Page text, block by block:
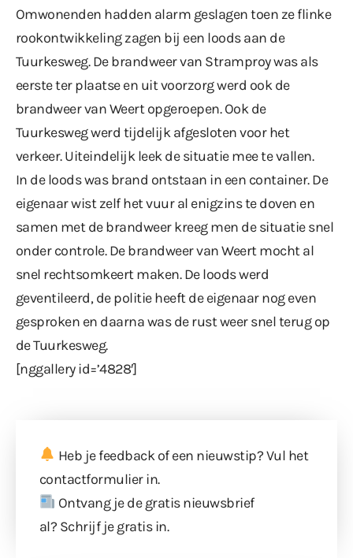
Omwonenden hadden alarm geslagen toen ze flinke
rookontwikkeling zagen bij een loods aan de
Tuurkesweg. De brandweer van Stramproy was als
eerste ter plaatse en uit voorzorg werd ook de
brandweer van Weert opgeroepen. Ook de
Tuurkesweg werd tijdelijk afgesloten voor het
verkeer. Uiteindelijk leek de situatie mee te vallen.
In de loods was brand ontstaan in een container. De
eigenaar wist zelf het vuur al enigzins te doven en
samen met de brandweer kreeg men de situatie snel
onder controle. De brandweer van Weert mocht al
snel rechtsomkeert maken. De loods werd
geventileerd, de politie heeft de eigenaar nog even
gesproken en daarna was de rust weer snel terug op
de Tuurkesweg.
[nggallery id=’4828′]
Heb je feedback of een nieuwstip? Vul het
contactformulierin.
Ontvang je de gratis nieuwsbrief
al? Schrijf je gratis in.